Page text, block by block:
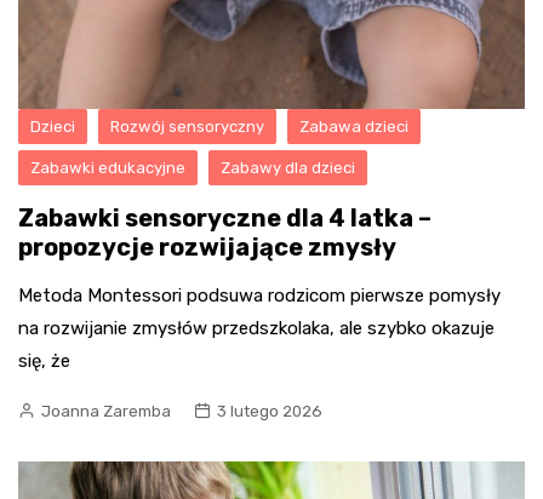
Dzieci Rozwój sensoryczny Zabawa dzieci
Zabawki edukacyjne Zabawy dla dzieci
Zabawki sensoryczne dla 4 latka –
propozycje rozwijające zmysły
Metoda Montessori podsuwa rodzicom pierwsze pomysły
na rozwijanie zmysłów przedszkolaka, ale szybko okazuje
się, że
Joanna Zaremba 3 lutego 2026